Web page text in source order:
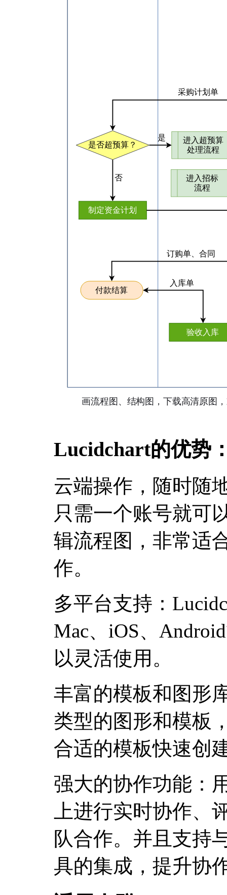
Lucidchart的优势
云端操作，随时随
只需一个账号就可
辑流程图，非常适
作。
多平台支持：
Mac、iOS、
以灵活使用。
丰富的模板和图形
类型的图形和模板
合适的模板快速创
强大的协作功能：
上进行实时协作、
队合作。并且支持
具的集成，提升协